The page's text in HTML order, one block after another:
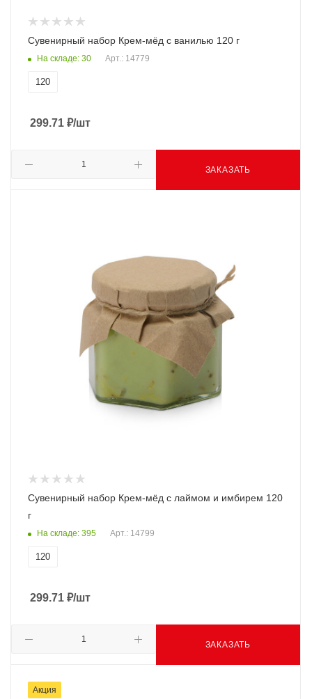
Сувенирный набор Крем-мёд с ванилью 120 г
На складе: 30 Арт.: 14779
120
299.71 ₽/шт
ЗАКАЗАТЬ
Сувенирный набор Крем-мёд с лаймом и имбирем 120
г
На складе: 395 Арт.: 14799
120
299.71 ₽/шт
ЗАКАЗАТЬ
Акция